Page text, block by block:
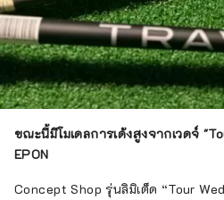
ขณะนี้มีโมเดลการเด้งสูงจากเวดจ์
EPON
Concept Shop รุ่นลิมิเต็ด “Tour